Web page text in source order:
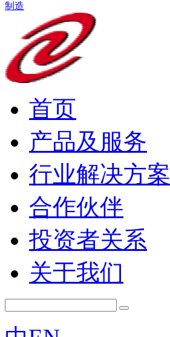
制造
首页
产品及服务
行业解决方案
合作伙伴
投资者关系
关于我们